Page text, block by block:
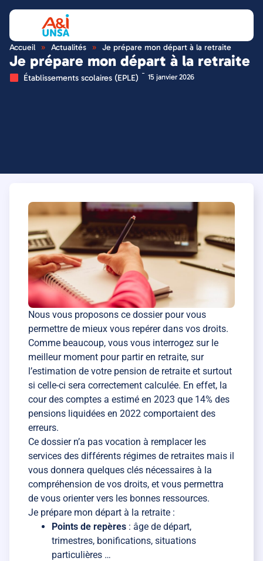
Accueil » Actualités » Je prépare mon départ à la retraite
Je prépare mon départ à la retraite
Établissements scolaires (EPLE) 15 janvier 2026
Nous vous proposons ce dossier pour vous
permettre de mieux vous repérer dans vos droits.
Comme beaucoup, vous vous interrogez sur le
meilleur moment pour partir en retraite, sur
l’estimation de votre pension de retraite et surtout
si celle-ci sera correctement calculée. En effet, la
cour des comptes a estimé en 2023 que 14% des
pensions liquidées en 2022 comportaient des
erreurs.
Ce dossier n’a pas vocation à remplacer les
services des différents régimes de retraites mais il
vous donnera quelques clés nécessaires à la
compréhension de vos droits, et vous permettra
de vous orienter vers les bonnes ressources.
Je prépare mon départ à la retraite :
Points de repères : âge de départ,
trimestres, bonifications, situations
particulières …